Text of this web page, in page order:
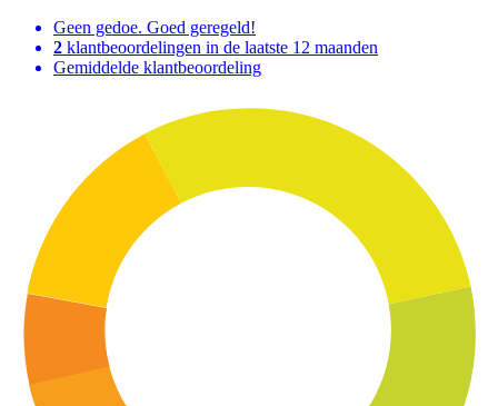
Geen gedoe. Goed geregeld!
2 klantbeoordelingen in de laatste 12 maanden
Gemiddelde klantbeoordeling